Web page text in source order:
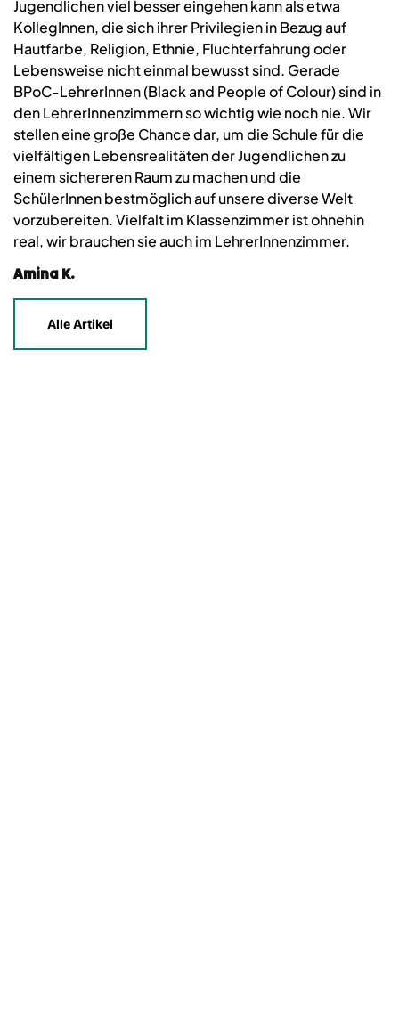
Jugendlichen viel besser eingehen kann als etwa
KollegInnen, die sich ihrer Privilegien in Bezug auf
Hautfarbe, Religion, Ethnie, Fluchterfahrung oder
Lebensweise nicht einmal bewusst sind. Gerade
BPoC-LehrerInnen (Black and People of Colour) sind in
den LehrerInnenzimmern so wichtig wie noch nie. Wir
stellen eine große Chance dar, um die Schule für die
vielfältigen Lebensrealitäten der Jugendlichen zu
einem sichereren Raum zu machen und die
SchülerInnen bestmöglich auf unsere diverse Welt
vorzubereiten. Vielfalt im Klassenzimmer ist ohnehin
real, wir brauchen sie auch im LehrerInnenzimmer.
Amina K.
Alle Artikel